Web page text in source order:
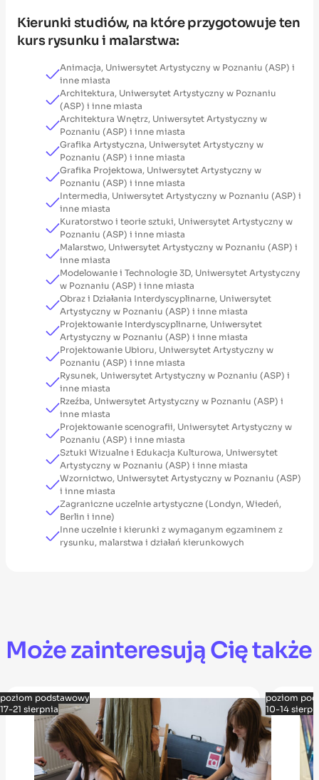
Kierunki studiów, na które przygotowuje ten
kurs rysunku i malarstwa:
Animacja, Uniwersytet Artystyczny w Poznaniu (ASP) i
inne miasta
Architektura, Uniwersytet Artystyczny w Poznaniu
(ASP) i inne miasta
Architektura Wnętrz, Uniwersytet Artystyczny w
Poznaniu (ASP) i inne miasta
Grafika Artystyczna, Uniwersytet Artystyczny w
Poznaniu (ASP) i inne miasta
Grafika Projektowa, Uniwersytet Artystyczny w
Poznaniu (ASP) i inne miasta
Intermedia, Uniwersytet Artystyczny w Poznaniu (ASP) i
inne miasta
Kuratorstwo i teorie sztuki, Uniwersytet Artystyczny w
Poznaniu (ASP) i inne miasta
Malarstwo, Uniwersytet Artystyczny w Poznaniu (ASP) i
inne miasta
Modelowanie i Technologie 3D, Uniwersytet Artystyczny
w Poznaniu (ASP) i inne miasta
Obraz i Działania Interdyscyplinarne, Uniwersytet
Artystyczny w Poznaniu (ASP) i inne miasta
Projektowanie Interdyscyplinarne, Uniwersytet
Artystyczny w Poznaniu (ASP) i inne miasta
Projektowanie Ubioru, Uniwersytet Artystyczny w
Poznaniu (ASP) i inne miasta
Rysunek, Uniwersytet Artystyczny w Poznaniu (ASP) i
inne miasta
Rzeźba, Uniwersytet Artystyczny w Poznaniu (ASP) i
inne miasta
Projektowanie scenografii, Uniwersytet Artystyczny w
Poznaniu (ASP) i inne miasta
Sztuki Wizualne i Edukacja Kulturowa, Uniwersytet
Artystyczny w Poznaniu (ASP) i inne miasta
Wzornictwo, Uniwersytet Artystyczny w Poznaniu (ASP)
i inne miasta
Zagraniczne uczelnie artystyczne (Londyn, Wiedeń,
Berlin i inne)
Inne uczelnie i kierunki z wymaganym egzaminem z
rysunku, malarstwa i działań kierunkowych
Może zainteresują Cię także
poziom podstawowy
17-21 sierpnia
poziom
10-14